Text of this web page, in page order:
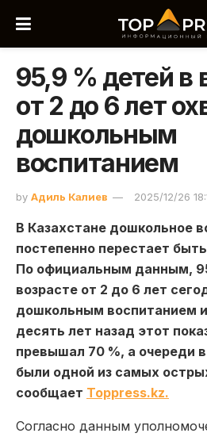
95,9 % детей в
от 2 до 6 лет
дошкольным
воспитанием
by Адиль Калиев 2025/12/26
В Казахстане дошкольное
постепенно перестает
По официальным данным,
возрасте от 2 до 6 лет
дошкольным воспитанием
десять лет назад этот
превышал 70 %, а очереди
были одной из самых
сообщает Toppress.kz.
Согласно данным